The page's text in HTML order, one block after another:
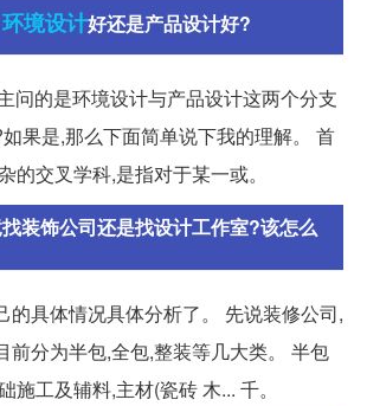
环境设计好还是产品设计好?
问的是环境设计与产品设计这两个分支
果是,那么下面简单说下我的理解。 首
的交叉学科,是指对于某一或。
装饰公司还是找设计工作室?该怎么
的具体情况具体分析了。 先说装修公司,
前分为半包,全包,整装等几大类。 半包
施工及辅料,主材(瓷砖 木... 千。